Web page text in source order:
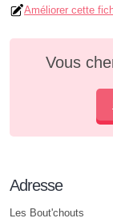
Améliorer cette
Vous
Adresse
Les Bout'chouts